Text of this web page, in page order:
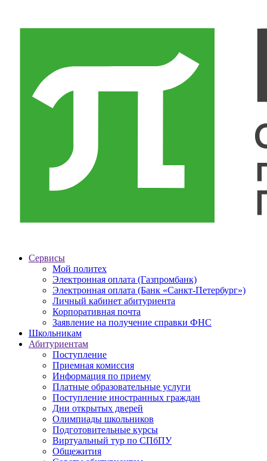
Сервисы
Мой политех
Электронная оплата (Газпромбанк)
Электронная оплата (Банк «Санкт-Петербург»)
Личный кабинет абитуриента
Корпоративная почта
Заявление на получение справки ФНС
Школьникам
Абитуриентам
Поступление
Приемная комиссия
Информация по приему
Платные образовательные услуги
Поступление иностранных граждан
Дни открытых дверей
Олимпиады школьников
Подготовительные курсы
Виртуальный тур по СПбПУ
Общежития